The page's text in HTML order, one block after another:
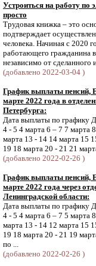
Устроиться на работу по
просто
Трудовая книжка – это
подтверждает
человека. Начиная с 2020
работающего гражданина
независимо от сделанного
(добавлено 2022-03-04 )
График выплаты пенсий,
марте 2022 года в
Петербурга:
Дата выплаты по графику
4 - 5 4 марта 6 – 7 7 марта
марта 13 - 14 14 марта 15
19 18 марта 20 - 21 21
(добавлено 2022-02-26 )
График выплаты пенсий,
марте 2022 года через
Ленинградской области:
Дата выплаты по графику
4 - 5 4 марта 6 – 7 5 марта
марта 13 - 14 12 марта 15
19 18 марта 20 - 21 19
по ...
(добавлено 2022-02-26 )